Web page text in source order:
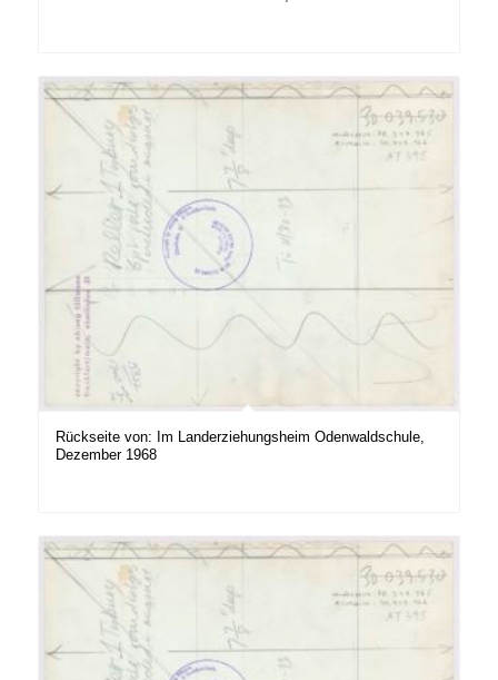
Rückseite von: Im Landerziehungsheim Odenwaldschule,
Dezember 1968